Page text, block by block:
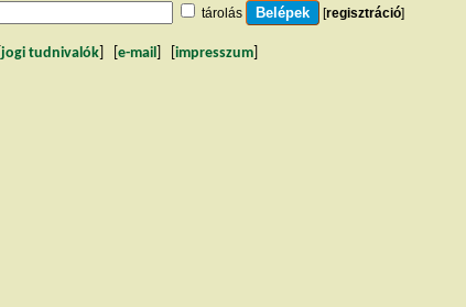
tárolás [regisztráció]
jogi tudnivalók e-mail impresszum